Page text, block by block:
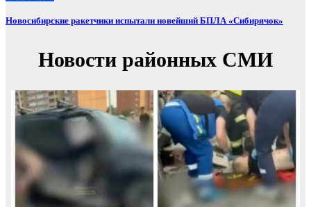
Новосибирские ракетчики испытали новейший БПЛА «Сибирячок»